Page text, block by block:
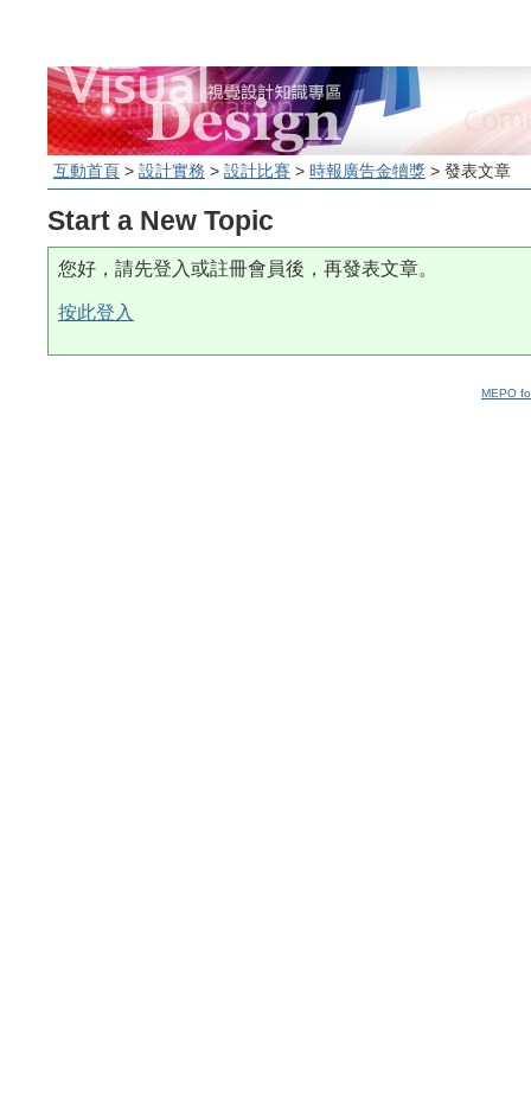
互動首頁 > 設計實務 > 設計比賽 > 時報廣告金犢獎 > 發表文章
Start a New Topic
您好，請先登入或註冊會員後，再發表文章。
按此登入
MEPO